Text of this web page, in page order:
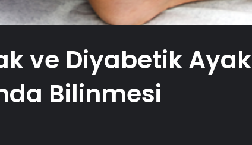
ve Diyabetik Ayak
Bilinmesi